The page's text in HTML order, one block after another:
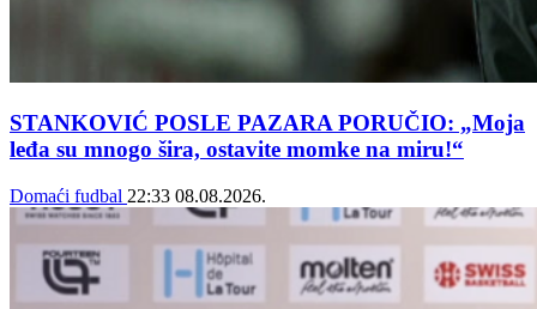
STANKOVIĆ POSLE PAZARA PORUČIO: „Moja
leđa su mnogo šira, ostavite momke na miru!“
Domaći fudbal 22:33 08.08.2026.